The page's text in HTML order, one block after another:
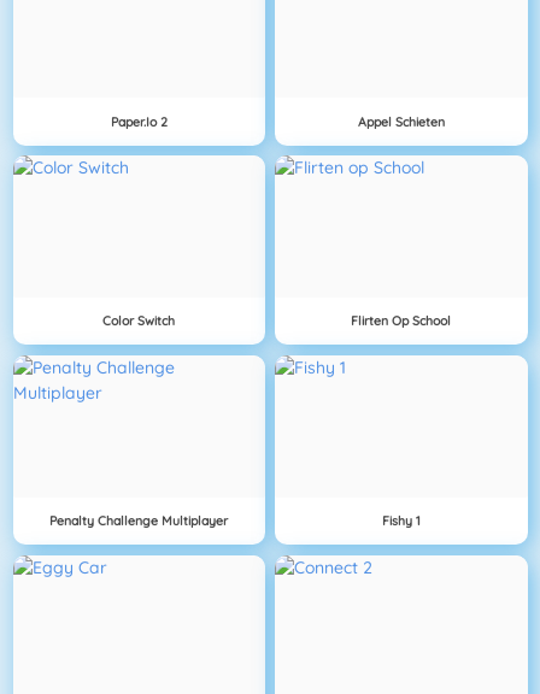
Paper.io 2 Appel Schieten
Color Switch Flirten Op School
Penalty Challenge Multiplayer Fishy 1